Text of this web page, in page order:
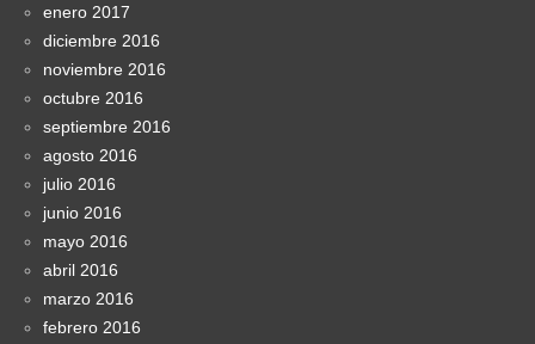
enero 2017
diciembre 2016
noviembre 2016
octubre 2016
septiembre 2016
agosto 2016
julio 2016
junio 2016
mayo 2016
abril 2016
marzo 2016
febrero 2016